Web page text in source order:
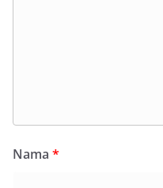
Nama *